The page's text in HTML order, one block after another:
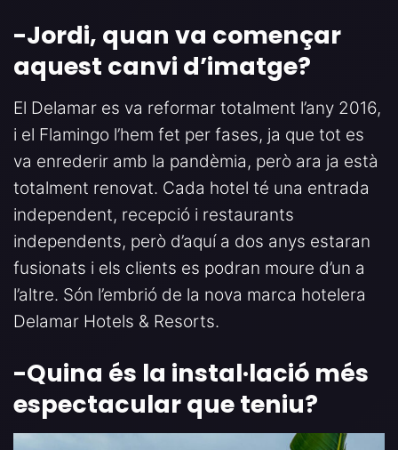
-Jordi, quan va començar
aquest canvi d’imatge?
El Delamar es va reformar totalment l’any 2016,
i el Flamingo l’hem fet per fases, ja que tot es
va enrederir amb la pandèmia, però ara ja està
totalment renovat. Cada hotel té una entrada
independent, recepció i restaurants
independents, però d’aquí a dos anys estaran
fusionats i els clients es podran moure d’un a
l’altre. Són l’embrió de la nova marca hotelera
Delamar Hotels & Resorts.
-Quina és la instal·lació més
espectacular que teniu?